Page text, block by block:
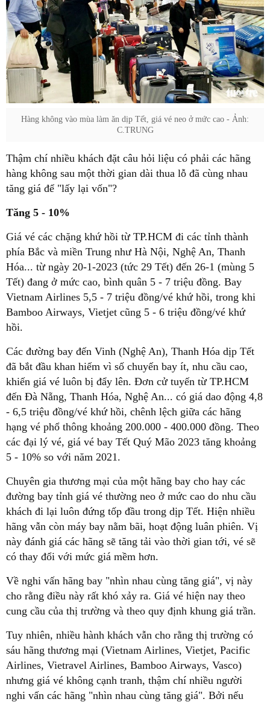
Hàng không vào mùa làm ăn dịp Tết, giá vé neo ở mức cao - Ảnh:
C.TRUNG
Thậm chí nhiều khách đặt câu hỏi liệu có phải các hãng
hàng không sau một thời gian dài thua lỗ đã cùng nhau
tăng giá để "lấy lại vốn"?
Tăng 5 - 10%
Giá vé các chặng khứ hồi từ TP.HCM đi các tỉnh thành
phía Bắc và miền Trung như Hà Nội, Nghệ An, Thanh
Hóa... từ ngày 20-1-2023 (tức 29 Tết) đến 26-1 (mùng 5
Tết) đang ở mức cao, bình quân 5 - 7 triệu đồng. Bay
Vietnam Airlines 5,5 - 7 triệu đồng/vé khứ hồi, trong khi
Bamboo Airways, Vietjet cũng 5 - 6 triệu đồng/vé khứ
hồi.
Các đường bay đến Vinh (Nghệ An), Thanh Hóa dịp Tết
đã bắt đầu khan hiếm vì số chuyến bay ít, nhu cầu cao,
khiến giá vé luôn bị đẩy lên. Đơn cử tuyến từ TP.HCM
đến Đà Nẵng, Thanh Hóa, Nghệ An... có giá dao động 4,8
- 6,5 triệu đồng/vé khứ hồi, chênh lệch giữa các hãng
hạng vé phổ thông khoảng 200.000 - 400.000 đồng. Theo
các đại lý vé, giá vé bay Tết Quý Mão 2023 tăng khoảng
5 - 10% so với năm 2021.
Chuyên gia thương mại của một hãng bay cho hay các
đường bay tỉnh giá vé thường neo ở mức cao do nhu cầu
khách đi lại luôn đứng tốp đầu trong dịp Tết. Hiện nhiều
hãng vẫn còn máy bay nằm bãi, hoạt động luân phiên. Vị
này đánh giá các hãng sẽ tăng tải vào thời gian tới, vé sẽ
có thay đổi với mức giá mềm hơn.
Về nghi vấn hãng bay "nhìn nhau cùng tăng giá", vị này
cho rằng điều này rất khó xảy ra. Giá vé hiện nay theo
cung cầu của thị trường và theo quy định khung giá trần.
Tuy nhiên, nhiều hành khách vẫn cho rằng thị trường có
sáu hãng thương mại (Vietnam Airlines, Vietjet, Pacific
Airlines, Vietravel Airlines, Bamboo Airways, Vasco)
nhưng giá vé không cạnh tranh, thậm chí nhiều người
nghi vấn các hãng "nhìn nhau cùng tăng giá". Bởi nếu